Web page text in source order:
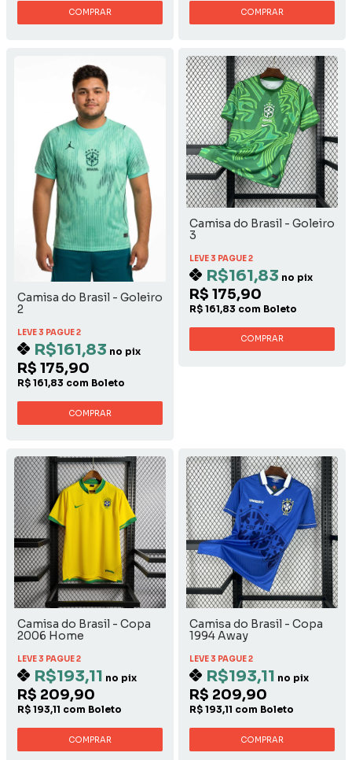
COMPRAR COMPRAR
Camisa do Brasil - Goleiro
2
LEVE 3 PAGUE 2
R$161,83 no pix
R$ 175,90
R$ 161,83 com Boleto
COMPRAR
Camisa do Brasil - Goleiro
3
LEVE 3 PAGUE 2
R$161,83 no pix
R$ 175,90
R$ 161,83 com Boleto
COMPRAR
Camisa do Brasil - Copa
2006 Home
LEVE 3 PAGUE 2
R$193,11 no pix
R$ 209,90
R$ 193,11 com Boleto
COMPRAR
Camisa do Brasil - Copa
1994 Away
LEVE 3 PAGUE 2
R$193,11 no pix
R$ 209,90
R$ 193,11 com Boleto
COMPRAR